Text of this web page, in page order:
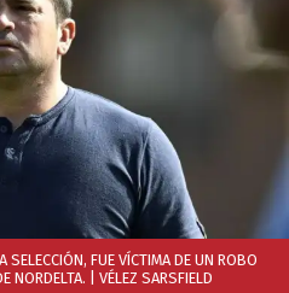
SELECCIÓN, FUE VÍCTIMA DE UN ROBO
NORDELTA.
| VÉLEZ SARSFIELD